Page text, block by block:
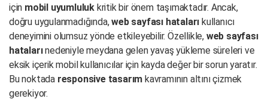
için mobil uyumluluk kritik bir önem taşımaktadır. Ancak,
doğru uygulanmadığında,web sayfası hataları kullanıcı
deneyimini olumsuz yönde etkileyebilir. Özellikle, web sayfası
hatalarınedeniyle meydana gelen yavaş yükleme süreleri ve
eksik içerik mobil kullanıcılar için kayda değer bir sorun yaratır.
Bu noktada responsive tasarım kavramının altını çizmek
gerekiyor.